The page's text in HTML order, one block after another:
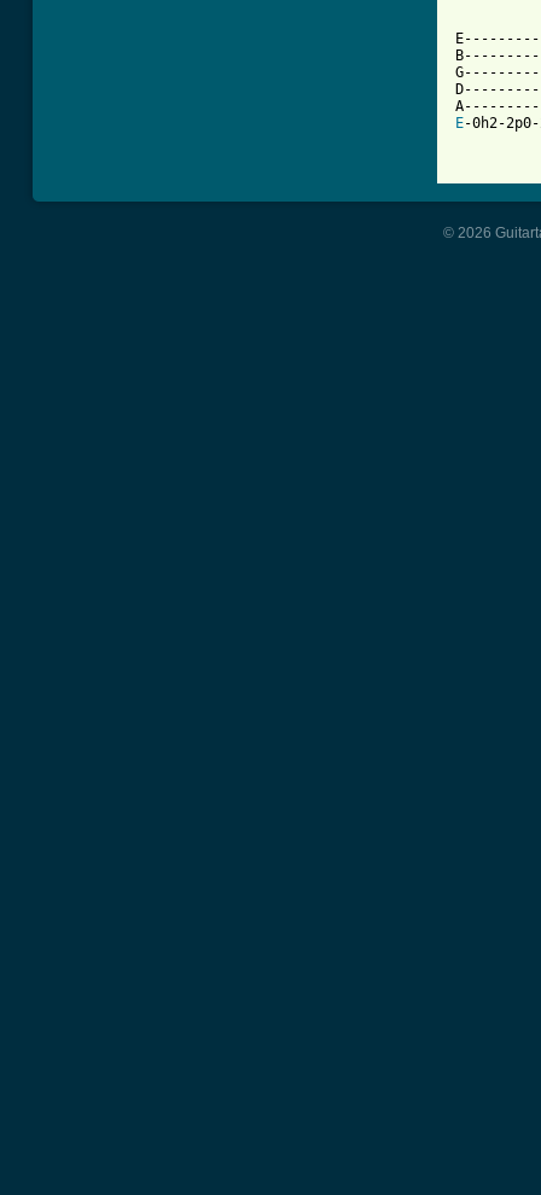
E-0h2-
© 2026